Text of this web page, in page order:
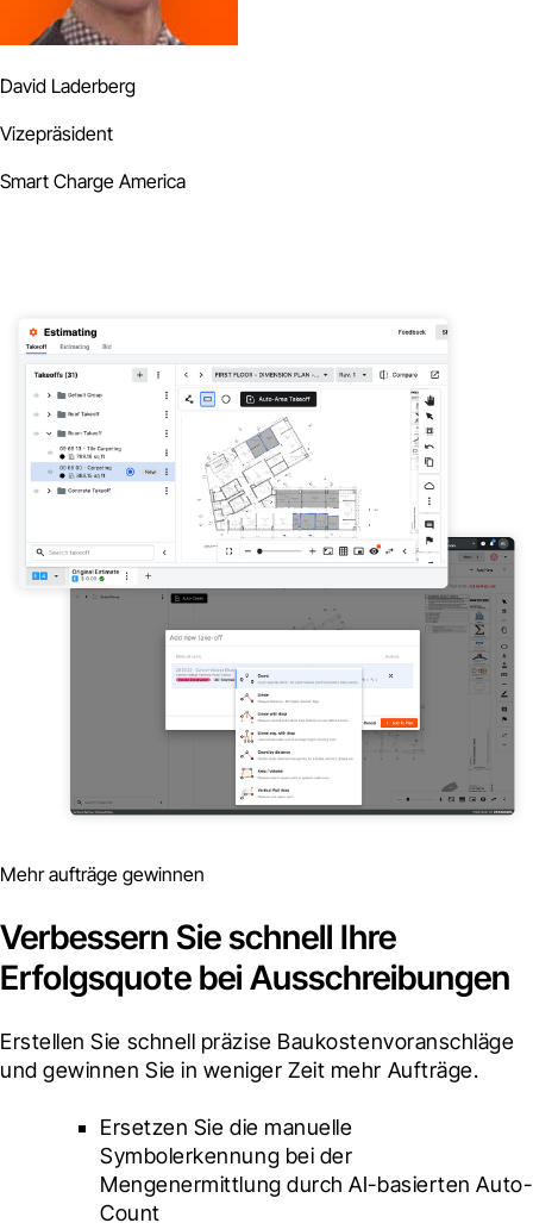
David Laderberg
Vizepräsident
Smart Charge America
Mehr aufträge gewinnen
Verbessern Sie schnell Ihre
Erfolgsquote bei Ausschreibungen
Erstellen Sie schnell präzise Baukostenvoranschläge
und gewinnen Sie in weniger Zeit mehr Aufträge.
Ersetzen Sie die manuelle
Symbolerkennung bei der
Mengenermittlung durch AI-basierten Auto-
Count